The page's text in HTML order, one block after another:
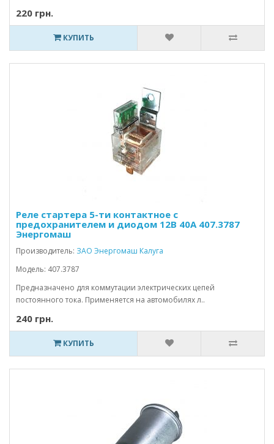
220 грн.
КУПИТЬ
Реле стартера 5-ти контактное с
предохранителем и диодом 12В 40А 407.3787
Энергомаш
Производитель: ЗАО Энергомаш Калуга
Модель: 407.3787
Предназначено для коммутации электрических цепей
постоянного тока. Применяется на автомобилях л..
240 грн.
КУПИТЬ